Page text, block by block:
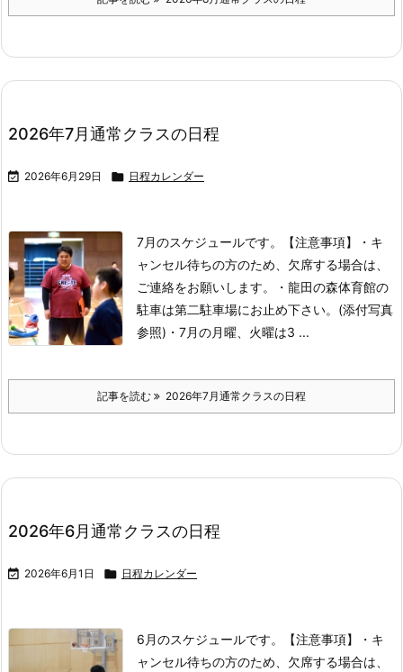
2026年7月通常クラスの日程
 2026年6月29日  日程カレンダー
7月のスケジュールです。 【注意事項】
・キ
ャンセル待ちの方のため、欠席する場合は、
ご連絡をお願いします。
・龍田の森体育館の
駐車は第二駐車場にお止め下さい。(添付写真
参照) ・7月の月曜、火曜は3 ...
記事を読む 2026年7月通常クラスの日程
2026年6月通常クラスの日程
 2026年6月1日  日程カレンダー
6月のスケジュールです。 【注意事項】
・キ
ャンセル待ちの方のため、欠席する場合は、